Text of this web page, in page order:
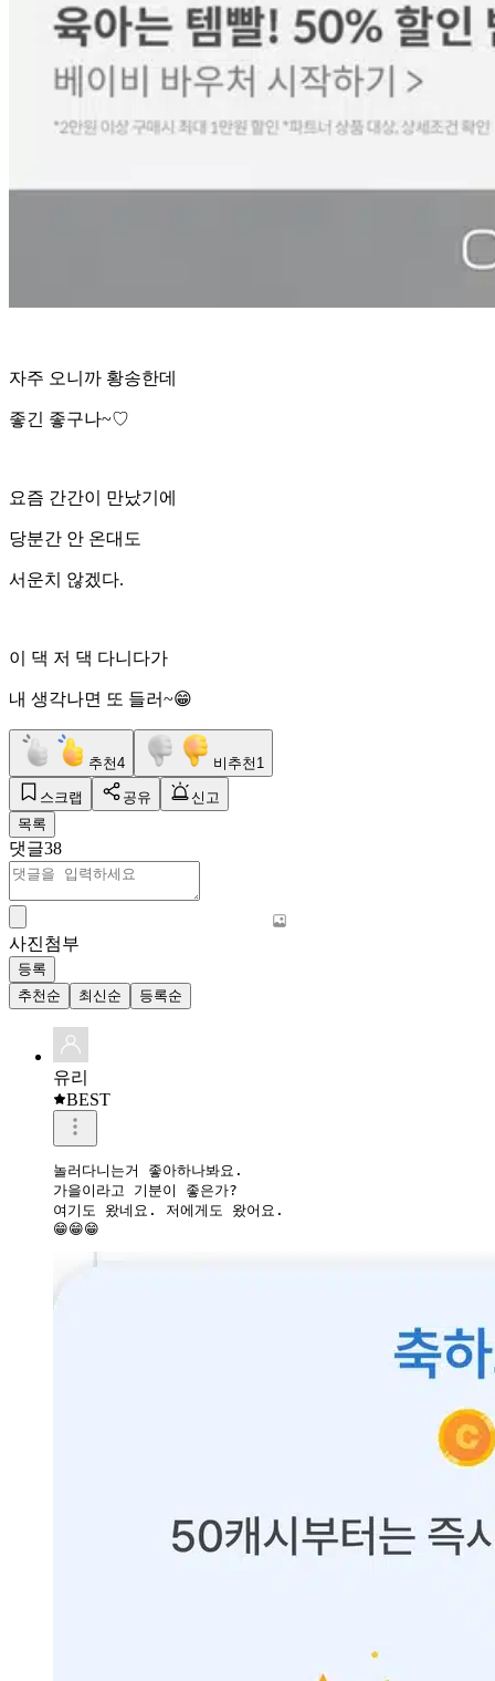
자주 오니까 황송한데
좋긴 좋구나~♡
요즘 간간이 만났기에
당분간 안 온대도
서운치 않겠다.
이 댁 저 댁 다니다가
내 생각나면 또 들러~😁
추천4 비추천 1
스크랩 공유
신고
목록
댓글38
사진첨부
등록
추천순
최신순 등록순
유리
BEST
놀러다니는거 좋아하나봐요.
가을이라고 기분이 좋은가?
여기도 왔네요. 저에게도 왔어요.
😁😁😁